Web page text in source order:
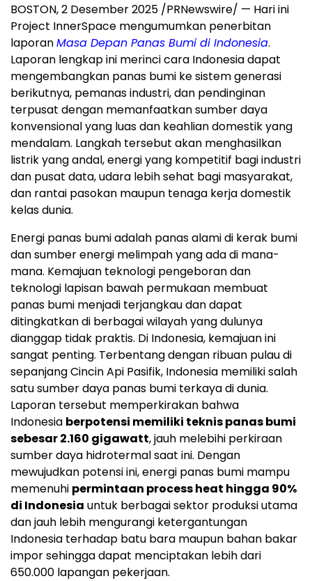
BOSTON,2 Desember 2025 /PRNewswire/ — Hari ini
Project InnerSpace mengumumkan penerbitan
laporanMasa Depan Panas Bumi di Indonesia.
Laporan lengkap ini merinci cara Indonesiadapat
mengembangkan panas bumi ke sistem generasi
berikutnya, pemanas industri, dan pendinginan
terpusat dengan memanfaatkan sumber daya
konvensional yang luas dan keahlian domestik yang
mendalam. Langkah tersebut akan menghasilkan
listrik yang andal, energi yang kompetitif bagi industri
dan pusat data, udara lebih sehat bagi masyarakat,
dan rantai pasokan maupun tenaga kerja domestik
kelas dunia.
Energi panas bumi adalah panas alami di kerak bumi
dan sumber energi melimpah yang ada di mana-
mana. Kemajuan teknologi pengeboran dan
teknologi lapisan bawah permukaan membuat
panas bumi menjadi terjangkau dan dapat
ditingkatkan di berbagai wilayah yang dulunya
dianggap tidak praktis. Di Indonesia, kemajuan ini
sangat penting. Terbentang dengan ribuan pulau di
sepanjang Cincin Api Pasifik, Indonesia memiliki salah
satu sumber daya panas bumi terkaya di dunia.
Laporan tersebut memperkirakan bahwa
Indonesia berpotensi memiliki teknis panas bumi
sebesar 2.160 gigawatt, jauh melebihi perkiraan
sumber daya hidrotermal saat ini. Dengan
mewujudkan potensi ini, energi panas bumi mampu
memenuhi permintaan process heat hingga 90%
di Indonesia untuk berbagai sektor produksi utama
dan jauh lebih mengurangi ketergantungan
Indonesia terhadap batu bara maupun bahan bakar
impor sehingga dapat menciptakan lebih dari
650.000 lapangan pekerjaan.